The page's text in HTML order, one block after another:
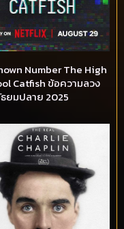
Number The High
Catfish ข้อความลวง
ยมปลาย 2025